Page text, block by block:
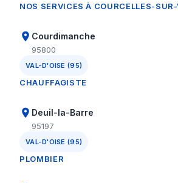
NOS SERVICES À COURCELLES-
Courdimanche
95800
VAL-D'OISE (95)
CHAUFFAGISTE
Deuil-la-Barre
95197
VAL-D'OISE (95)
PLOMBIER